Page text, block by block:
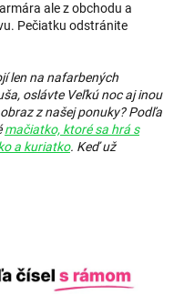
ale z obchodu a
Pečiatku odstránite
len na nafarbených
oslávte Veľkú noc aj inou
z našej ponuky? Podľa
mačiatko, ktoré sa hrá s
a kuriatko. Keď už